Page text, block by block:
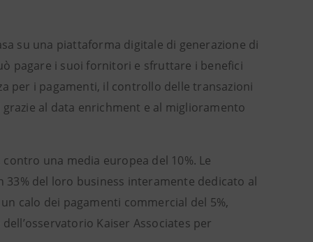
su una piattaforma digitale di generazione di
pagare i suoi fornitori e sfruttare i benefici
per i pagamenti, il controllo delle transazioni
al data enrichment e al miglioramento
una media europea del 10%. Le
del loro business interamente dedicato al
calo dei pagamenti commercial del 5%,
Kaiser Associates per